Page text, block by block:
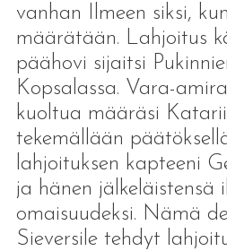
vanhan Ilmeen siksi,
määrätään. Lahjoitus
päähovi sijaitsi
Kopsalassa. Vara-
kuoltua määräsi
tekemällään
lahjoituksen kapteeni
ja hänen jälkeläistensä
omaisuudeksi. Nämä
Sieversile tehdyt